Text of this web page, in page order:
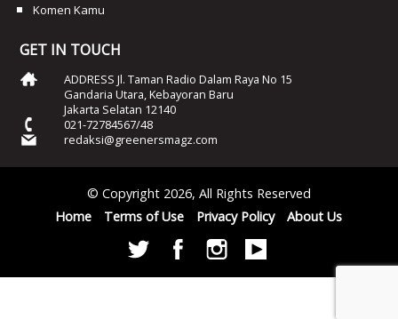
Komen Kamu
GET IN TOUCH
ADDRESS Jl. Taman Radio Dalam Raya No 15
Gandaria Utara, Kebayoran Baru
Jakarta Selatan 12140
021-72784567/48
redaksi@greenersmagz.com
© Copyright 2026, All Rights Reserved
Home
Terms of Use Privacy Policy About Us